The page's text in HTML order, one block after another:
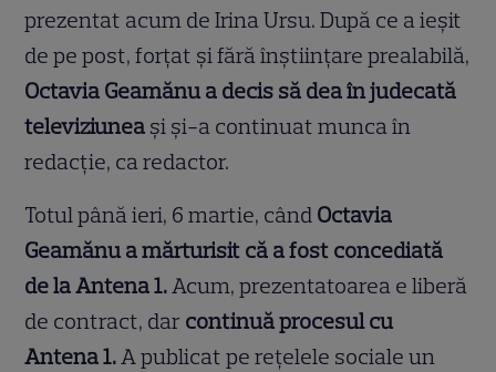
prezentat acum de Irina Ursu. După ce a ieșit
de pe post, forțat și fără înștiințare prealabilă,
Octavia Geamănu a decis să dea în judecată
televiziunea și și-a continuat munca în
redacție, ca redactor.
Totul până ieri, 6 martie, când Octavia
Geamănu a mărturisit că a fost concediată
de la Antena 1.Acum, prezentatoarea e liberă
de contract, dar continuă procesul cu
Antena 1.A publicat pe rețelele sociale un